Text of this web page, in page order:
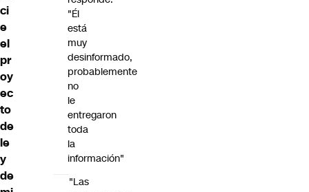
ci
e
el
pr
oy
ec
to
de
le
y
de
"Él
está
muy
desinformado,
probablemente
no
le
entregaron
toda
la
información"
"Las